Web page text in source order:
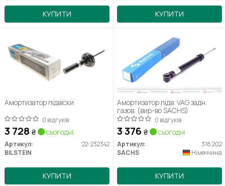
КУПИТИ КУПИТИ
Амортизатор підвіски
0 відгуків
3 728 ₴ сьогодні
Артикул:
22-232342
BILSTEIN
КУПИТИ
Амортизатор підв. VAG задн.
газов. (вир-во SACHS)
0 відгуків
3 376 ₴ сьогодні
Артикул:
318 202
SACHS
Німеччина
КУПИТИ